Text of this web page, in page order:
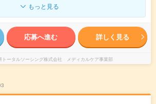
もっと見る
応募へ進む 詳しく見る
トータルソーシング株式会社 メディカルケア事業部